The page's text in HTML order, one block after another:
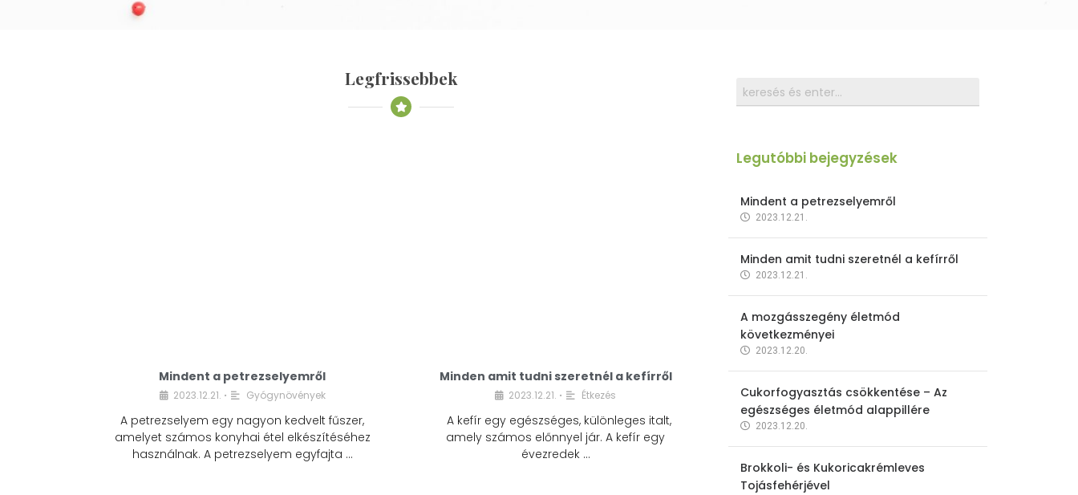
Legfrissebbek
Mindent a petrezselyemről
2023.12.21. • Gyógynövények
A petrezselyem egy nagyon kedvelt fűszer,
amelyet számos konyhai étel elkészítéséhez
használnak. A petrezselyem egyfajta …
Minden amit tudni szeretnél a kefírről
2023.12.21. • Étkezés
A kefír egy egészséges, különleges italt,
amely számos előnnyel jár. A kefír egy
évezredek …
Legutóbbi bejegyzések
Mindent a petrezselyemről
2023.12.21.
Minden amit tudni szeretnél a kefírről
2023.12.21.
A mozgásszegény életmód
következményei
2023.12.20.
Cukorfogyasztás csökkentése – Az
egészséges életmód alappillére
2023.12.20.
Brokkoli- és Kukoricakrémleves
Tojásfehérjével